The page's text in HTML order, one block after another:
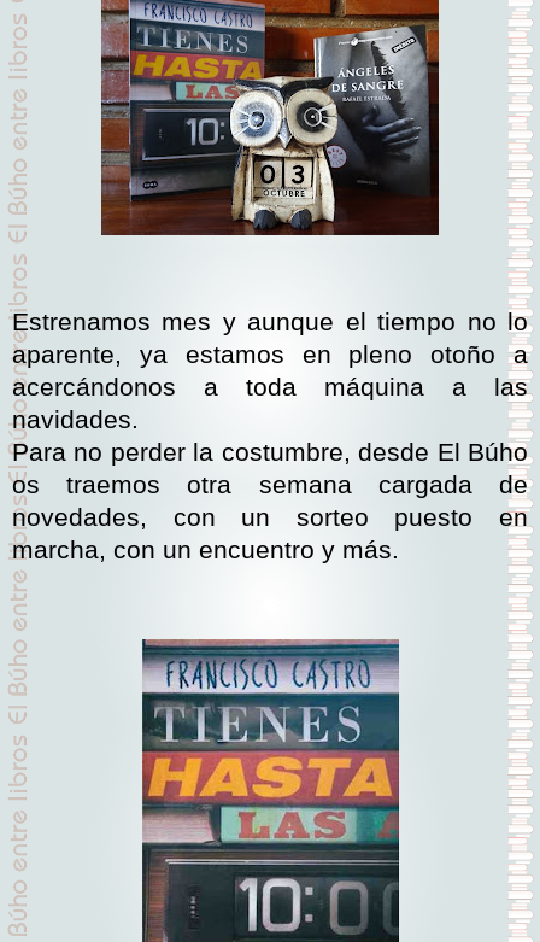
Estrenamos mes y aunque el tiempo no lo
aparente, ya estamos en pleno otoño a
acercándonos a toda máquina a las
navidades.
Para no perder la costumbre, desde El Búho
os traemos otra semana cargada de
novedades, con un sorteo puesto en
marcha, con un encuentro y más.